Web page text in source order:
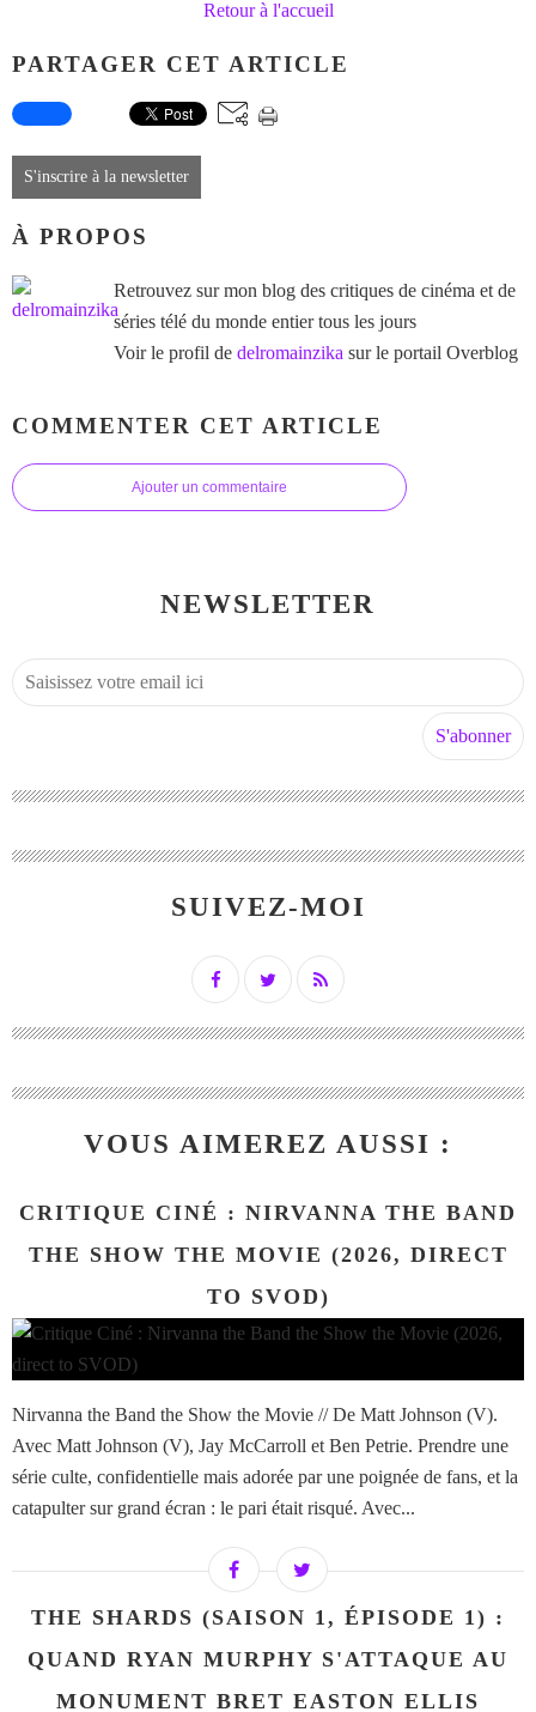
Retour à l'accueil
PARTAGER CET ARTICLE
S'inscrire à la newsletter
À PROPOS
Retrouvez sur mon blog des critiques de cinéma et de
séries télé du monde entier tous les jours
Voir le profil de delromainzika sur le portail Overblog
COMMENTER CET ARTICLE
Ajouter un commentaire
NEWSLETTER
SUIVEZ-MOI
VOUS AIMEREZ AUSSI :
CRITIQUE CINÉ : NIRVANNA THE BAND
THE SHOW THE MOVIE (2026, DIRECT
TO SVOD)
Nirvanna the Band the Show the Movie // De Matt Johnson (V).
Avec Matt Johnson (V), Jay McCarroll et Ben Petrie. Prendre une
série culte, confidentielle mais adorée par une poignée de fans, et la
catapulter sur grand écran : le pari était risqué. Avec...
THE SHARDS (SAISON 1, ÉPISODE 1) :
QUAND RYAN MURPHY S'ATTAQUE AU
MONUMENT BRET EASTON ELLIS